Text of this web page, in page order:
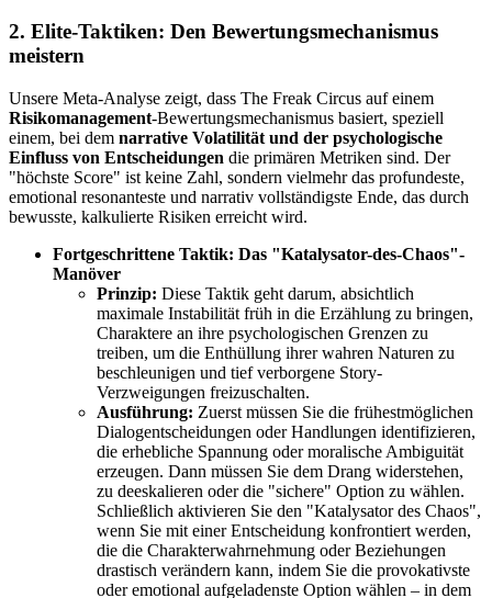
2. Elite-Taktiken: Den Bewertungsmechanismus
meistern
Unsere Meta-Analyse zeigt, dass The Freak Circus auf einem
Risikomanagement-Bewertungsmechanismus basiert, speziell
einem, bei dem narrative Volatilität und der psychologische
Einfluss von Entscheidungen die primären Metriken sind. Der
"höchste Score" ist keine Zahl, sondern vielmehr das profundeste,
emotional resonanteste und narrativ vollständigste Ende, das durch
bewusste, kalkulierte Risiken erreicht wird.
Fortgeschrittene Taktik: Das "Katalysator-des-Chaos"-
Manöver
Prinzip: Diese Taktik geht darum, absichtlich
maximale Instabilität früh in die Erzählung zu bringen,
Charaktere an ihre psychologischen Grenzen zu
treiben, um die Enthüllung ihrer wahren Naturen zu
beschleunigen und tief verborgene Story-
Verzweigungen freizuschalten.
Ausführung: Zuerst müssen Sie die frühestmöglichen
Dialogentscheidungen oder Handlungen identifizieren,
die erhebliche Spannung oder moralische Ambiguität
erzeugen. Dann müssen Sie dem Drang widerstehen,
zu deeskalieren oder die "sichere" Option zu wählen.
Schließlich aktivieren Sie den "Katalysator des Chaos",
wenn Sie mit einer Entscheidung konfrontiert werden,
die die Charakterwahrnehmung oder Beziehungen
drastisch verändern kann, indem Sie die provokativste
oder emotional aufgeladenste Option wählen – in dem